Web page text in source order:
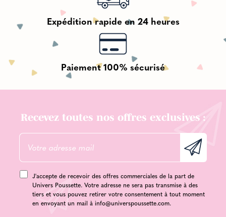
Expédition rapide en 24 heures
Paiement 100% sécurisé
Recevez toutes nos offres exclusives :
J'accepte de recevoir des offres commerciales de la part de
Univers Poussette. Votre adresse ne sera pas transmise à des
tiers et vous pouvez retirer votre consentement à tout moment
en envoyant un mail à info@universpoussette.com.